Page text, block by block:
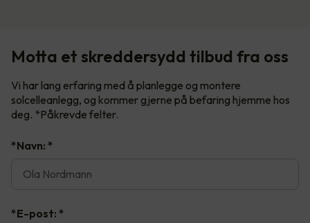
Motta et skreddersydd tilbud fra oss
Vi har lang erfaring med å planlegge og montere
solcelleanlegg, og kommer gjerne på befaring hjemme hos
deg. *Påkrevde felter.
*Navn: *
*E-post: *